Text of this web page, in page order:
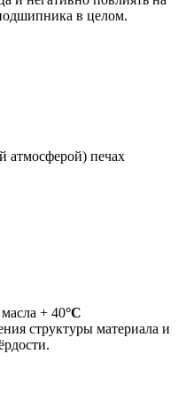
в целом.
атмосферой) печах
+ 40°C
структуры материала и